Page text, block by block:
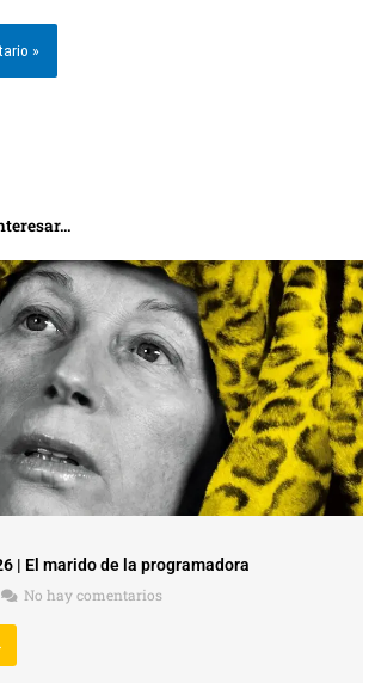
| El marido de la programadora
No hay comentarios